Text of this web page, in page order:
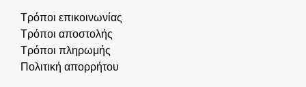
Τρόποι επικοινωνίας
Τρόποι αποστολής
Τρόποι πληρωμής
Πολιτική απορρήτου